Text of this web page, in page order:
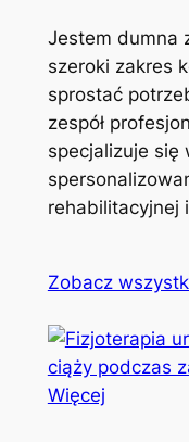
Jestem dumna
szeroki zakres
sprostać
zespół
specjalizuje się
rehabilitacyjnej
Zobacz
Więcej